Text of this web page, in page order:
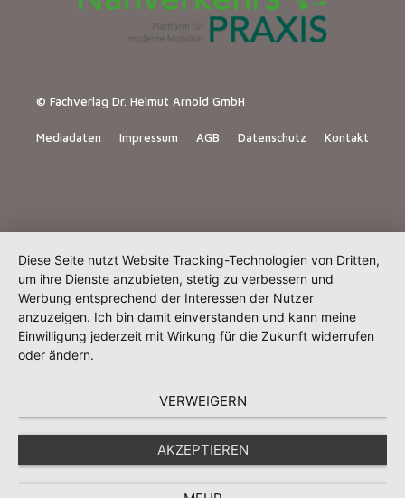
© Fachverlag Dr. Helmut Arnold GmbH
Mediadaten Impressum AGB Datenschutz Kontakt
Diese Seite nutzt Website Tracking-Technologien von Dritten,
um ihre Dienste anzubieten, stetig zu verbessern und
Werbung entsprechend der Interessen der Nutzer
anzuzeigen. Ich bin damit einverstanden und kann meine
Einwilligung jederzeit mit Wirkung für die Zukunft widerrufen
oder ändern.
VERWEIGERN
AKZEPTIEREN